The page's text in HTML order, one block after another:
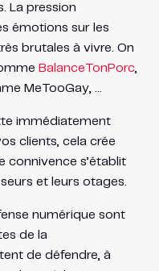
La pression
émotions sur les
brutales à vivre. On
BalanceTonPorc,
MeTooGay, …
immédiatement
clients, cela crée
connivence s’établit
et leurs otages.
numérique sont
de la
de défendre, à